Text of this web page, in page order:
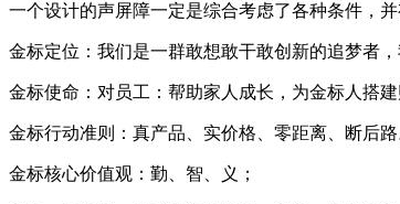
一个设计的声屏障一定是综合考虑了各种条件，
金标定位：我们是一群敢想敢干敢创新的追梦者
金标使命：对员工：帮助家人成长，为金标人搭
金标行动准则：真产品、实价格、零距离、断后路
金标核心价值观：勤、智、义；